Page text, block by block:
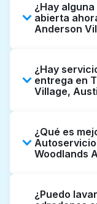
¿Hay
abierta
Anderson
Woodlands
horarios
hasta
cercana.
con
¿Hay
entrega en
Village,
Anderson
lavandería
una
¿Qué es
Woodlands
buena
¿Puedo